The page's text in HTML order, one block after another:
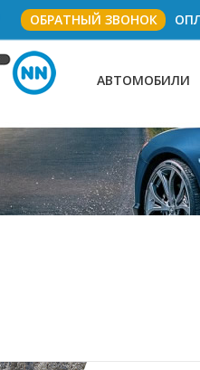
ОБРАТНЫЙ ЗВОНОК
АВТОМОБИЛИ